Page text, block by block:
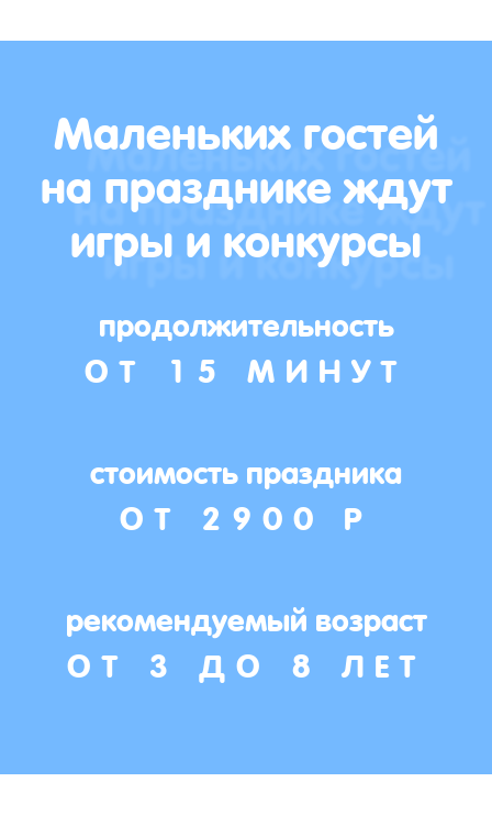
Маленьких гостей
на празднике ждут
игры и конкурсы
продолжительность
ОТ 15 МИНУТ
стоимость праздника
ОТ 2900 Р
рекомендуемый возраст
ОТ 3 ДО 8 ЛЕТ